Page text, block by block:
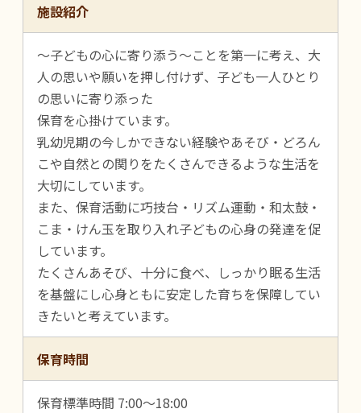
施設紹介
～子どもの心に寄り添う～ことを第一に考え、大
人の思いや願いを押し付けず、子ども一人ひとり
の思いに寄り添った
保育を心掛けています。
乳幼児期の今しかできない経験やあそび・どろん
こや自然との関りをたくさんできるような生活を
大切にしています。
また、保育活動に巧技台・リズム運動・和太鼓・
こま・けん玉を取り入れ子どもの心身の発達を促
しています。
たくさんあそび、十分に食べ、しっかり眠る生活
を基盤にし心身ともに安定した育ちを保障してい
きたいと考えています。
保育時間
保育標準時間 7:00～18:00